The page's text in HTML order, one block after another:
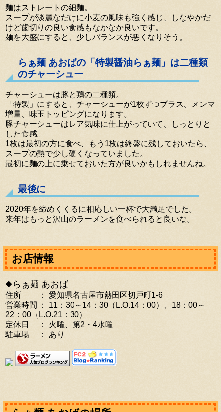
麺はストレートの細麺。
スープが淡麗なだけに小麦の風味も強く感じ、しなやかだ
けど歯切りの良い食感もなかなか良いです。
麺を大盛にすると、少しバランスが悪くなりそう。
らぁ麺 あおばの「特製醤油らぁ麺」は二種類
のチャーシュー
チャーシューは豚と鶏の二種類。
「特製」にすると、チャーシューが1枚ずつプラス、メンマ
増量、味玉トッピングになります。
豚チャーシューはレア気味に仕上がっていて、しっとりと
した食感。
1枚は最初の方に食べ、もう1枚は終盤に残しておいたら、
スープの熱で少し硬くなっていました。
最初に麺の上に乗せておいた方が良いかもしれませんね。
最後に
2020年を締めくくるに相応しい一杯で大満足でした。
来年はもっと沢山のラーメンを食べられると良いな。
お店情報
◆らぁ麺 あおば
住所 ： 愛知県名古屋市熱田区切戸町1-6
営業時間 ： 11：30～14：30（L.O.14：00）、18：00～
22：00（L.O.21：30）
定休日 ： 火曜、第2・4水曜
駐車場 ： あり